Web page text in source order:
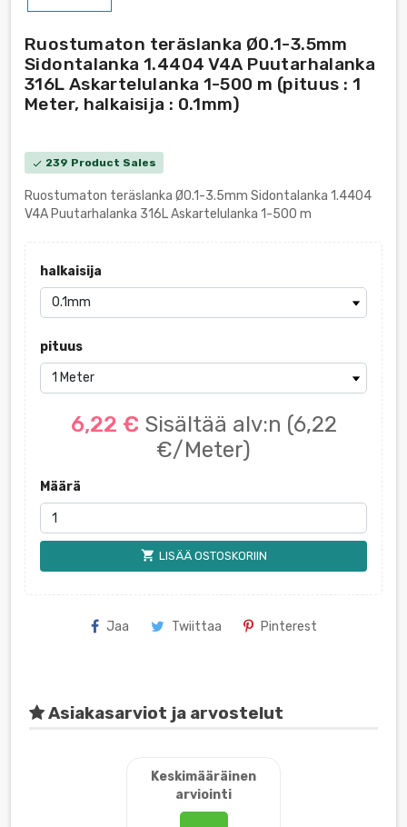
Ruostumaton teräslanka Ø0.1-3.5mm
Sidontalanka 1.4404 V4A Puutarhalanka
316L Askartelulanka 1-500 m (pituus : 1
Meter, halkaisija : 0.1mm)
check 239 Product Sales
Ruostumaton teräslanka Ø0.1-3.5mm Sidontalanka 1.4404
V4A Puutarhalanka 316L Askartelulanka 1-500 m
halkaisija
pituus
6,22 € Sisältää alv:n (6,22
€/Meter)
Määrä
shopping_cart LISÄÄ OSTOSKORIIN
Jaa Twiittaa Pinterest
Asiakasarviot ja arvostelut
Keskimääräinen
arviointi